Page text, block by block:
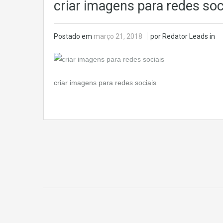
criar imagens para redes
Postado em março 21, 2018 por Redator Leads in
criar imagens para redes sociais